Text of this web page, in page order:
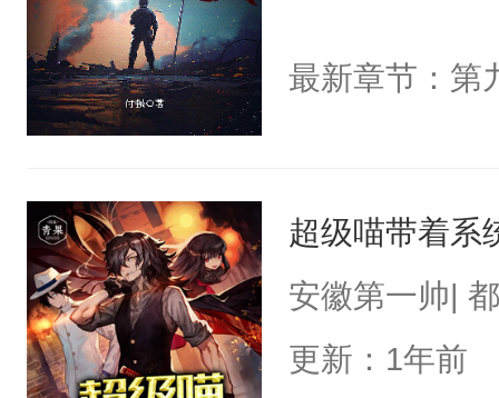
最新章节：第
超级喵带着系
安徽第一帅|
更新：1年前